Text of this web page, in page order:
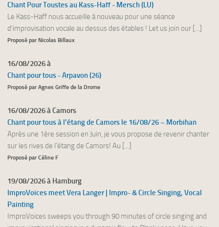
Chant Pour Toustes au Kass-Haff - Mersch (LU)
Le Kass-Haff nous accueille à nouveau pour une séance
d'improvisation vocale au dessus des étables ! Let us join our [...]
Proposé par Nicolas Billaux
16/08/2026 à
Chant pour tous - Arpavon (26)
Proposé par Agnes Griffe de la Drome
16/08/2026 à Camors
Chant pour tous à l’étang de Camors le 16/08/26 – Morbihan
Après une 1ère session en Juin, je vous propose de revenir chanter
sur les rives de l’étang de Camors! Au [...]
Proposé par Céline F
19/08/2026 à Hamburg
ImproVoices meet Vera Langer | Impro- & Circle Singing, Vocal
Painting
ImproVoices sweeps you through 90 minutes of circle singing and